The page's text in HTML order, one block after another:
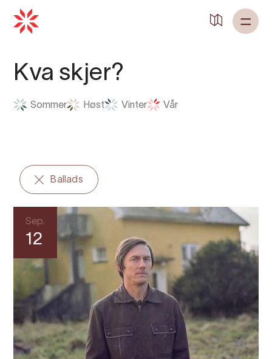
Kva skjer?
Sommer Høst Vinter Vår
Ballads
Sep.
12